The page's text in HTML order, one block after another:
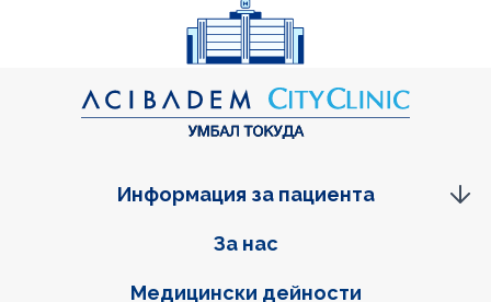
Фуутер навигация
За нас
Медицински дейности
Информация за пациента